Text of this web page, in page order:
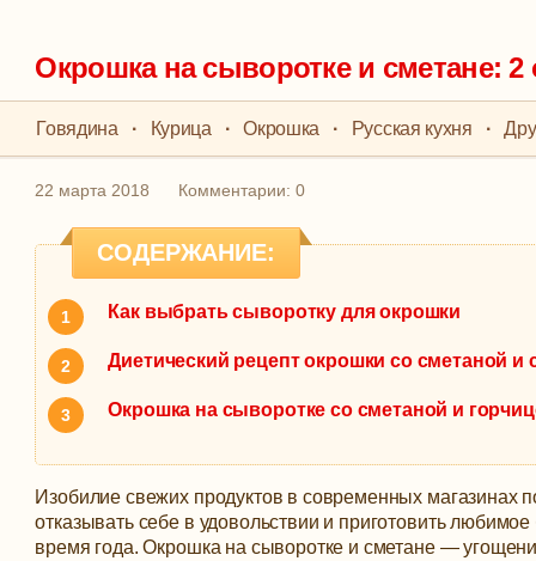
Окрошка на сыворотке и сметане:
Говядина · Курица · Окрошка · Русская кухня ·
22 марта 2018 Комментарии: 0
СОДЕРЖАНИЕ:
Как выбрать сыворотку для окрошки
Диетический рецепт окрошки со сметаной и
Окрошка на сыворотке со сметаной и
Изобилие свежих продуктов в современных магазинах
отказывать себе в удовольствии и приготовить
время года. Окрошка на сыворотке и сметане —